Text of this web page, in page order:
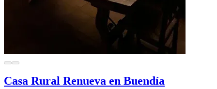
Casa Rural Renueva en Buendía